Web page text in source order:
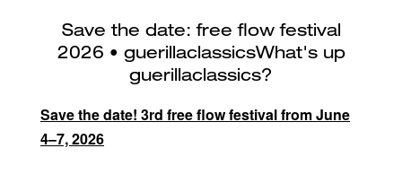
Save the date! 3rd free flow festival from June
4–7, 2026